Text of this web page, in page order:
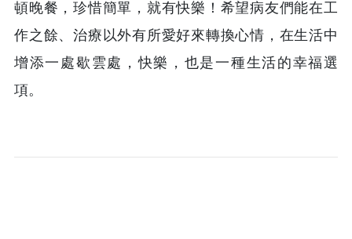
頓晚餐，珍惜簡單，就有快樂！希望病友們能在工
作之餘、治療以外有所愛好來轉換心情，在生活中
增添一處歇雲處，快樂，也是一種生活的幸福選
項。